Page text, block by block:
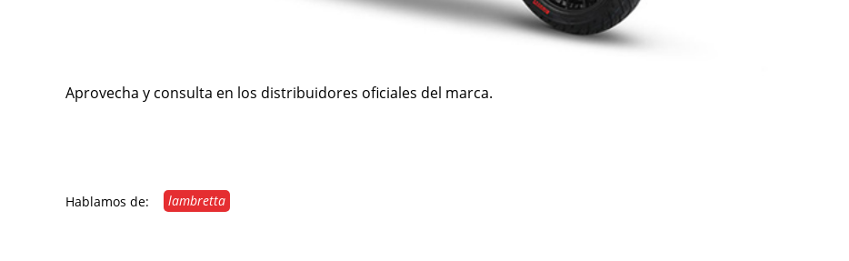
Aprovecha y consulta en los distribuidores oficiales del marca.
Hablamos de: lambretta